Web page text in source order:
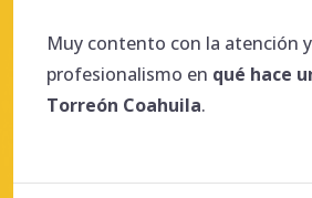
Muy contento con la atención y
profesionalismo en qué hace
Torreón Coahuila.